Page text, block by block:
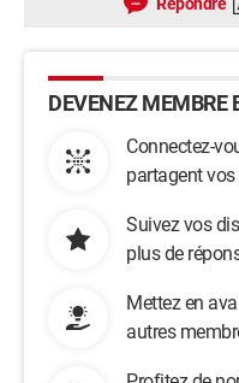
DEVENEZ MEMBRE
Connectez-
partagent vos
Suivez vos
plus de
Mettez en
autres